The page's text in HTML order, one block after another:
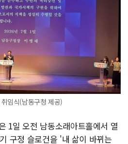
임식(남동구청 제공)
1일 오전 남동소래아트홀에서 열
구정 슬로건을 '내 삶이 바뀌는